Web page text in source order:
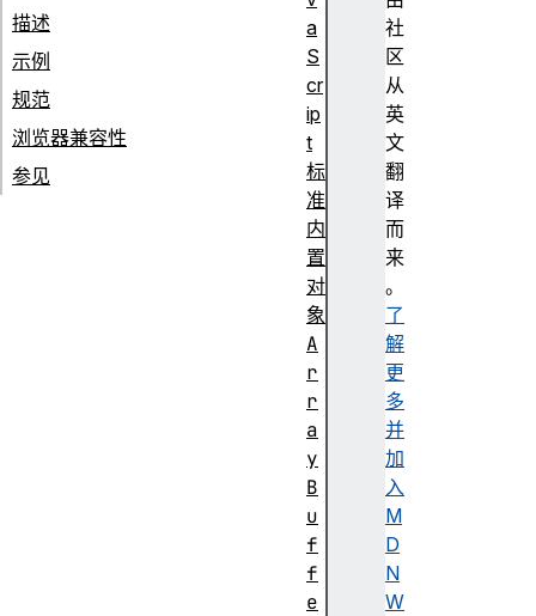
社
区
从
英
文
翻
译
而
来
。
了
解
更
多
并
加
入
M
D
N
W
描述
示例
规范
浏览器兼容性
参见
a
S
cr
ip
t
标
准
内
置
对
象
A
r
r
a
y
B
u
f
f
e